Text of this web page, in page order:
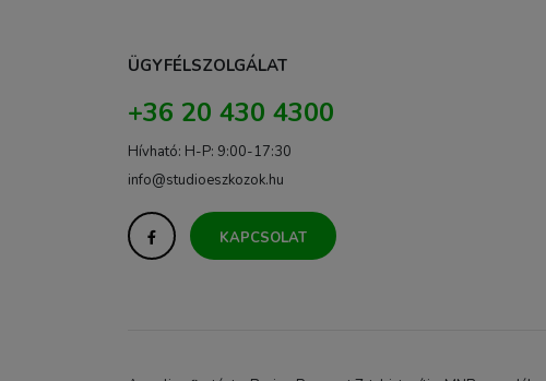
ÜGYFÉLSZOLGÁLAT
+36 20 430 4300
Hívható: H-P: 9:00-17:30
info@studioeszkozok.hu
KAPCSOLAT